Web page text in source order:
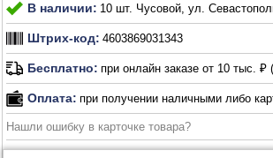
В наличии: 10 шт. Чусовой, ул.
Штрих-код: 4603869031343
Бесплатно: при онлайн заказе от 10 тыс. ₽
Оплата: при получении наличными либо
Нашли ошибку в карточке товара?